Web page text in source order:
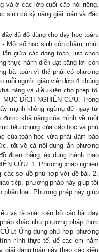
và ở các lớp cuối cấp nói riêng.
sinh có kỹ năng giải toán và đặc
đủ đồ dùng cho dạy học toán.
Một số học sinh còn chậm, nhút
giữa các dạng toán, lựa chọn
thực hành diễn đạt bằng lời còn
bài toán vì thế phải có phương
mỗi người giáo viên lớp 4 chúng
năng và điều kiện cho phép tôi
ĐÍCH NGHIÊN CỨU. Trong
mạnh không ngừng để ngay từ
được khả năng của mình về một
tiêu chung của cấp học và phù
của toán học vừa phải đảm bảo
tốt về cả nội dung lẫn phương
đoạn thẳng, áp dụng thành thạo
CỨU. 1. Phương pháp nghiên
các sơ đồ phù hợp với đề bài. 2.
tiếp, phương pháp này giúp tôi
loại: Phương pháp này giúp
và rà soát toàn bộ các bài dạy
khác như phương pháp thực
Ứng dụng phù hợp phương
hình thực tế, để các em nắm
dạng toán này theo các kiểu